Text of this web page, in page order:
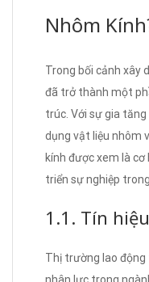
Nhôm
Trong bối cảnh xây
đã trở thành một
trúc. Với sự gia
dụng vật liệu nhôm
kính được xem là
triển sự nghiệp
1.1. Tín
Thị trường lao động
nhân lực trong